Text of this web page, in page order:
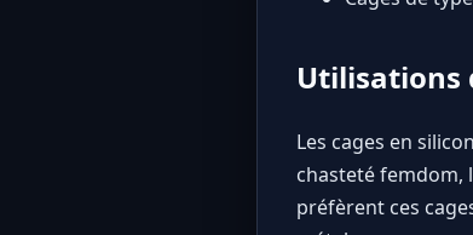
Utilisations
Les cages en
chasteté femdom,
préfèrent ces